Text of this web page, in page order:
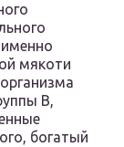
мякоти
В,
богатый